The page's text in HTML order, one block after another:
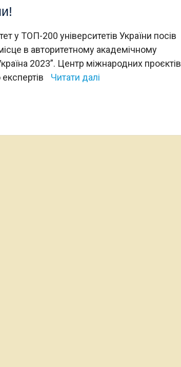
у ТОП-200 університетів України посів
в авторитетному академічному
2023”. Центр міжнародних проєктів
Читати далі